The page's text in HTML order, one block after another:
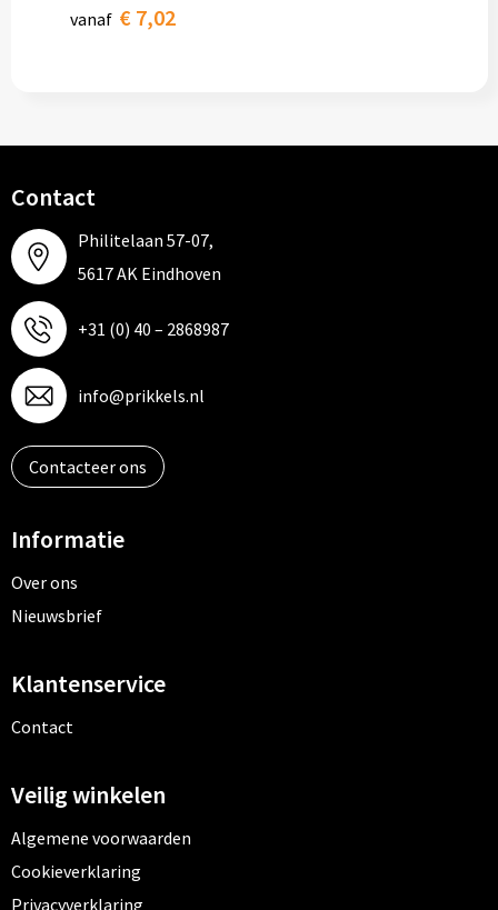
vanaf € 7,02
Contact
Philitelaan 57-07,
5617 AK Eindhoven
+31 (0) 40 – 2868987
info@prikkels.nl
Contacteer ons
Informatie
Over ons
Nieuwsbrief
Klantenservice
Contact
Veilig winkelen
Algemene voorwaarden
Cookieverklaring
Privacyverklaring